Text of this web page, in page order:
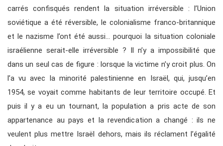
carrés confisqués rendent la situation irréversible : l’Union
soviétique a été réversible, le colonialisme franco-britannique
et le nazisme l’ont été aussi… pourquoi la situation coloniale
israélienne serait-elle irréversible ? Il n’y a impossibilité que
dans un seul cas de figure : lorsque la victime n’y croit plus. On
l’a vu avec la minorité palestinienne en Israël, qui, jusqu’en
1954, se voyait comme habitants de leur territoire occupé. Et
puis il y a eu un tournant, la population a pris acte de son
appartenance au pays et la revendication a changé : ils ne
veulent plus mettre Israël dehors, mais ils réclament l’égalité